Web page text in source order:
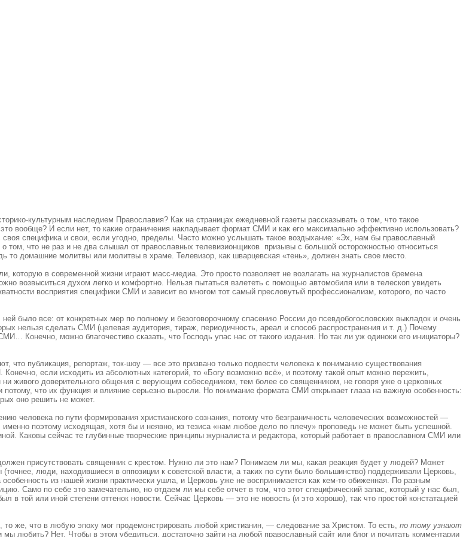
культурным наследием Православия? Как на страницах ежедневной газеты рассказывать о том, что такое
вообще? И если нет, то какие ограничения накладывает формат СМИ и как его максимально эффективно использовать?
специфика и свои, если угодно, пределы. Часто можно услышать такое воздыхание: «Эх, нам бы православный
том, что не раз и не два слышал от православных телевизионщиков призывы с большой осторожностью относиться
домашние молитвы или молитвы в храме. Телевизор, как шварцевская «тень», должен знать свое место.
которую в современной жизни играют масс-медиа. Это просто позволяет не возлагать на журналистов бремена
возвыситься духом легко и комфортно. Нельзя пытаться взлететь с помощью автомобиля или в телескоп увидеть
восприятия специфики СМИ и зависит во многом тот самый пресловутый профессионализм, которого, по часто
было все: от конкретных мер по полному и безоговорочному спасению России до псевдобогословских выкладок и очень
нельзя сделать СМИ (целевая аудитория, тираж, периодичность, ареал и способ распространения и т. д.) Почему
Конечно, можно благочестиво сказать, что Господь упас нас от такого издания. Но так ли уж одиноки его инициаторы?
что публикация, репортаж, ток-шоу — все это призвано только подвести человека к пониманию существования
если исходить из абсолютных категорий, то «Богу возможно всё», и поэтому такой опыт можно пережить,
живого доверительного общения с верующим собеседником, тем более со священником, не говоря уже о церковных
что их функция и влияние серьезно выросли. Но понимание формата СМИ открывает глаза на важную особенность:
оно решить не может.
человека по пути формирования христианского сознания, потому что безграничность человеческих возможностей —
поэтому исходящая, хотя бы и неявно, из тезиса «нам любое дело по плечу» проповедь не может быть успешной.
Каковы сейчас те глубинные творческие принципы журналиста и редактора, который работает в православном СМИ или
присутствовать священник с крестом. Нужно ли это нам? Понимаем ли мы, какая реакция будет у людей? Может
люди, находившиеся в оппозиции к советской власти, а таких по сути было большинство) поддерживали Церковь,
из нашей жизни практически ушла, и Церковь уже не воспринимается как кем-то обиженная. По разным
Само по себе это замечательно, но отдаем ли мы себе отчет в том, что этот специфический запас, который у нас был,
той или иной степени оттенок новости. Сейчас Церковь — это не новость (и это хорошо), так что простой констатацией
же, что в любую эпоху мог продемонстрировать любой христианин, — следование за Христом. То есть, по тому узнают
любить? Нет. Чтобы в этом убедиться, достаточно зайти на любой православный сайт или блог и почитать комментарии